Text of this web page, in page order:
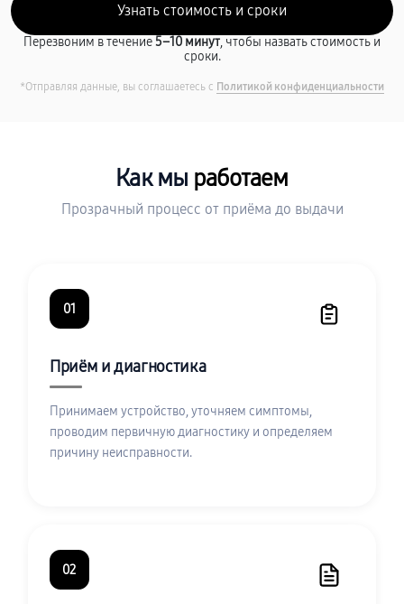
Перезвоним в течение5–10 минут, чтобы назвать стоимость и
сроки.
*Отправляя данные, вы соглашаетесь с Политикой конфиденциальности
Как мы работаем
Прозрачный процесс от приёма до выдачи
01
Приём и диагностика
Принимаем устройство, уточняем симптомы,
проводим первичную диагностику и определяем
причину неисправности.
02